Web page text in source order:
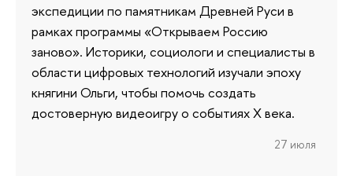
экспедиции по памятникам Древней Руси в
рамках программы «Открываем Россию
заново». Историки, социологи и специалисты в
области цифровых технологий изучали эпоху
княгини Ольги, чтобы помочь создать
достоверную видеоигру о событиях X века.
27 июля